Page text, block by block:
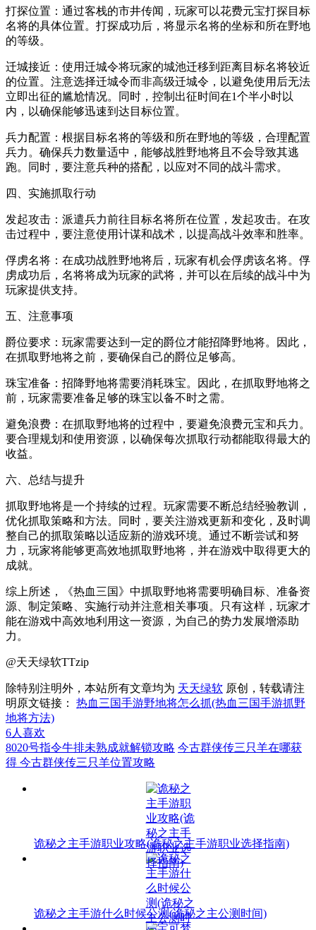
打探位置：通过客栈的市井传闻，玩家可以花费元宝打探目标
名将的具体位置。打探成功后，将显示名将的坐标和所在野地
的等级。
迁城接近：使用迁城令将玩家的城池迁移到距离目标名将较近
的位置。注意选择迁城令而非高级迁城令，以避免使用后无法
立即出征的尴尬情况。同时，控制出征时间在1个半小时以
内，以确保能够迅速到达目标位置。
兵力配置：根据目标名将的等级和所在野地的等级，合理配置
兵力。确保兵力数量适中，能够战胜野地将且不会导致其逃
跑。同时，要注意兵种的搭配，以应对不同的战斗需求。
四、实施抓取行动
发起攻击：派遣兵力前往目标名将所在位置，发起攻击。在攻
击过程中，要注意使用计谋和战术，以提高战斗效率和胜率。
俘虏名将：在成功战胜野地将后，玩家有机会俘虏该名将。俘
虏成功后，名将将成为玩家的武将，并可以在后续的战斗中为
玩家提供支持。
五、注意事项
爵位要求：玩家需要达到一定的爵位才能招降野地将。因此，
在抓取野地将之前，要确保自己的爵位足够高。
珠宝准备：招降野地将需要消耗珠宝。因此，在抓取野地将之
前，玩家需要准备足够的珠宝以备不时之需。
避免浪费：在抓取野地将的过程中，要避免浪费元宝和兵力。
要合理规划和使用资源，以确保每次抓取行动都能取得最大的
收益。
六、总结与提升
抓取野地将是一个持续的过程。玩家需要不断总结经验教训，
优化抓取策略和方法。同时，要关注游戏更新和变化，及时调
整自己的抓取策略以适应新的游戏环境。通过不断尝试和努
力，玩家将能够更高效地抓取野地将，并在游戏中取得更大的
成就。
综上所述，《热血三国》中抓取野地将需要明确目标、准备资
源、制定策略、实施行动并注意相关事项。只有这样，玩家才
能在游戏中高效地利用这一资源，为自己的势力发展增添助
力。
@天天绿软TTzip
除特别注明外，本站所有文章均为 天天绿软 原创，转载请注
明原文链接： 热血三国手游野地将怎么抓(热血三国手游抓野
地将方法)
6人喜欢
8020号指令牛排未熟成就解锁攻略 今古群侠传三只羊在哪获
得 今古群侠传三只羊位置攻略
诡秘之主手游职业攻略(诡秘之主手游职业选择指南)
诡秘之主手游什么时候公测(诡秘之主公测时间)